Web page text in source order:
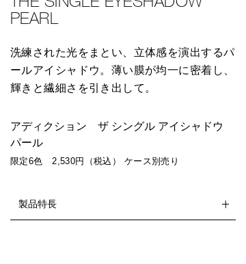
PEARL
洗練された光をまとい、立体感を演出するパ
ールアイシャドウ。薄い膜が均一に密着し、
輝きと繊細さを引き出して。
アディクション ザ シングル アイシャドウ
パール
限定6色 2,530円（税込） ケース別売り
製品特長